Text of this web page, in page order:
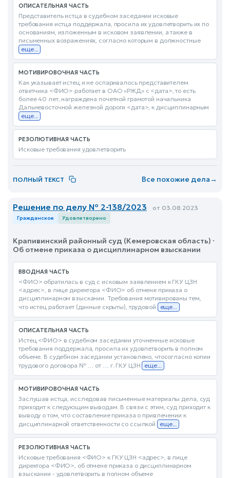
ОПИСАТЕЛЬНАЯ ЧАСТЬ
Представитель истца в судебном заседании исковые
требования истца поддержала, просила их удовлетворить их по
основаниям, изложенным в исковом заявлении, а также в
письменных возражениях, согласно которым в должностные
еще...
МОТИВИРОВОЧНАЯ ЧАСТЬ
Как указывает истец и не оспаривалось представителем
ответчика <ФИО> работает в ОАО «РЖД» с <дата>, то есть
более 40 лет, награждена почетной грамотой начальника
Дальневосточной железной дороги <дата>, к дисциплинарным
еще...
РЕЗОЛЮТИВНАЯ ЧАСТЬ
Исковые требования удовлетворить
ПОЛНЫЙ ТЕКСТ Все похожие дела→
Решение по делу № 2-138/2023 от 03.08.2023
Гражданское Удовлетворено
Крапивинский районный суд (Кемеровская область) ·
Об отмене приказа о дисциплинарном взыскании
ВВОДНАЯ ЧАСТЬ
<ФИО> обратилась в суд с исковым заявлением к ГКУ ЦЗН
<адрес>, в лице директора <ФИО> об отмене приказа о
дисциплинарном взыскании. Требования мотивированы тем,
что истец работает (данные скрыты), трудовой
еще...
ОПИСАТЕЛЬНАЯ ЧАСТЬ
Истец <ФИО> в судебном заседании уточненные исковые
требования поддержала, просила их удовлетворить в полном
объеме. В судебном заседании установлено, чтосогласно копии
трудового договора № … от … г. ГКУ ЦЗН еще...
МОТИВИРОВОЧНАЯ ЧАСТЬ
Заслушав истца, исследовав письменные материалы дела, суд
приходит к следующим выводам. В связи с этим, суд приходит к
выводу о том, что составление приказа о привлечении к
дисциплинарной ответственности со ссылкой
еще...
РЕЗОЛЮТИВНАЯ ЧАСТЬ
Исковые требования <ФИО> к ГКУ ЦЗН <адрес>, в лице
директора <ФИО>, об отмене приказа о дисциплинарном
взыскании - удовлетворить в полном объеме